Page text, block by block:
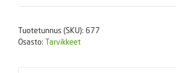
220
Tuotetunnus (SKU): 677
Osasto: Tarvikkeet